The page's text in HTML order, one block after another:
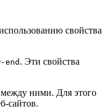
свойства
end . Эти свойства
ними. Для этого
сайтов.